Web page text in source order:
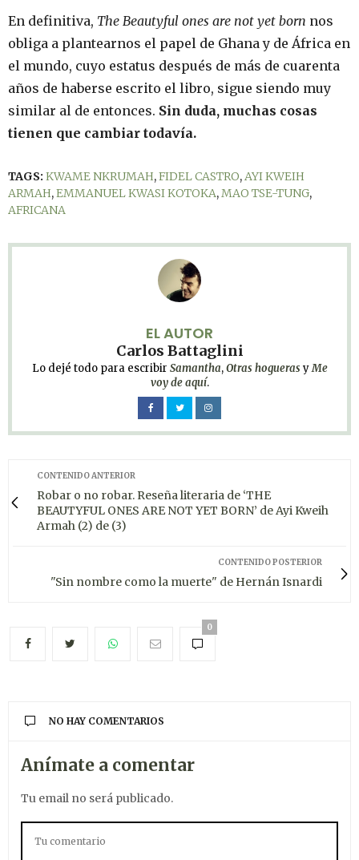
En definitiva, The Beautyful ones are not yet born nos
obliga a plantearnos el papel de Ghana y de África en
el mundo, cuyo estatus después de más de cuarenta
años de haberse escrito el libro, sigue siendo muy
similar al de entonces. Sin duda, muchas cosas
tienen que cambiar todavía.
TAGS: KWAME NKRUMAH,FIDEL CASTRO, AYI KWEIH
ARMAH,EMMANUEL KWASI KOTOKA, MAO TSE-TUNG,
AFRICANA
EL AUTOR
Carlos Battaglini
Lo dejé todo para escribir Samantha,Otras hogueras yMe
voy de aquí.
CONTENIDO ANTERIOR
Robar o no robar. Reseña literaria de ‘THE
BEAUTYFUL ONES ARE NOT YET BORN’ de Ayi Kweih
Armah (2) de (3)
CONTENIDO POSTERIOR
"Sin nombre como la muerte" de Hernán Isnardi
0
NO HAY COMENTARIOS
Anímate a comentar
Tu email no será publicado.